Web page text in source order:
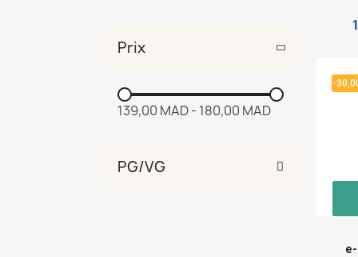
Prix
139,00 MAD- 180,00 MAD
PG/VG
-